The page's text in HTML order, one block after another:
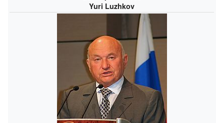
Yuri Luzhkov